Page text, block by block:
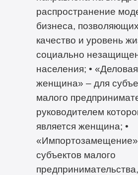
распространение
бизнеса,
качество и уровень
социально
населения; • «Деловая
женщина» – для
малого
руководителем
является женщина; •
субъектов малого
предпринимательства,